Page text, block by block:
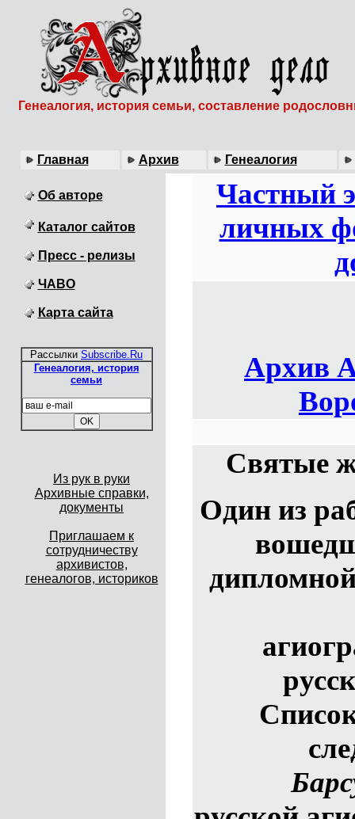
Генеалогия, история семьи, составление
Главная Архив Генеалогия
Об авторе
Каталог сайтов
Пресс - релизы
ЧАВО
Карта сайта
Рассылки Subscribe.Ru
Генеалогия, история
семьи
Из рук в руки
Архивные справки,
документы
Приглашаем к
сотрудничеству
архивистов,
генеалогов, историков
Частный
личных
Архив
Святые
Один из